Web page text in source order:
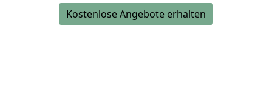
Kostenlose Angebote erhalten